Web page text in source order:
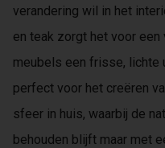
verandering wil in het
en teak zorgt het voor
meubels een frisse,
perfect voor het creëren
sfeer in huis, waarbij de
behouden blijft maar met